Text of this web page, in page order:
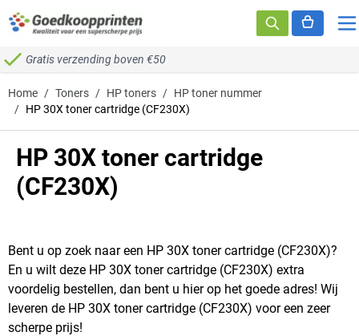
Ga naar de inhoud
Gratis verzending boven €50
Home / Toners / HP toners / HP toner nummer
/ HP 30X toner cartridge (CF230X)
HP 30X toner cartridge
(CF230X)
Bent u op zoek naar een HP 30X toner cartridge (CF230X)?
En u wilt deze HP 30X toner cartridge (CF230X) extra
voordelig bestellen, dan bent u hier op het goede adres! Wij
leveren de HP 30X toner cartridge (CF230X) voor een zeer
scherpe prijs!